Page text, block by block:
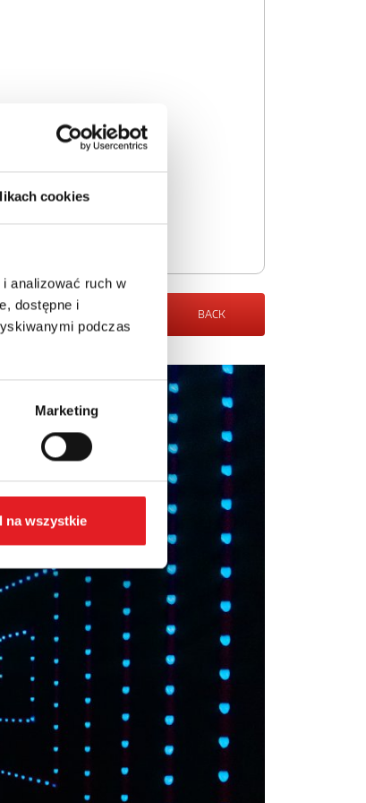
cookies
analizować ruch w
dostępne i
podczas
Marketing
na wszystkie
BACK